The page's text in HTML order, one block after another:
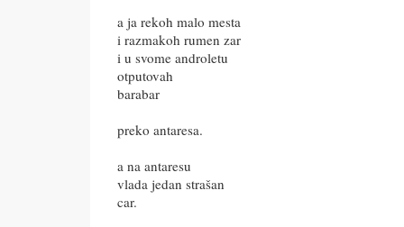
a ja rekoh malo mesta
i razmakoh rumen zar
i u svome androletu
otputovah
barabar
preko antaresa.
a na antaresu
vlada jedan strašan
car.